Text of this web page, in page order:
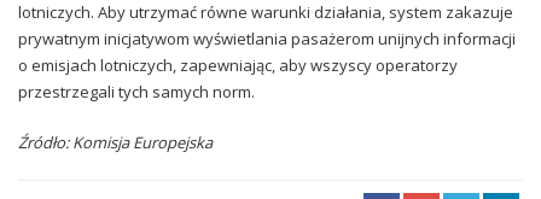
lotniczych. Aby utrzymać równe warunki działania, system zakazuje
prywatnym inicjatywom wyświetlania pasażerom unijnych informacji
o emisjach lotniczych, zapewniając, aby wszyscy operatorzy
przestrzegali tych samych norm.
Źródło: Komisja Europejska